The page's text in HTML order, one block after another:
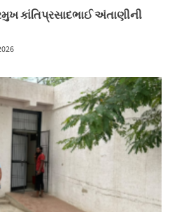
કાંતિપ્રસાદભાઈ અંતાણીની